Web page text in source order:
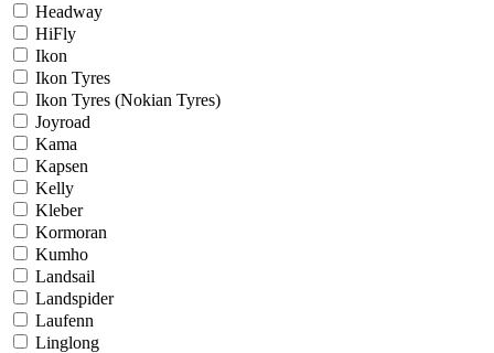
Headway
HiFly
Ikon
Ikon Tyres
Ikon Tyres (Nokian Tyres)
Joyroad
Kama
Kapsen
Kelly
Kleber
Kormoran
Kumho
Landsail
Landspider
Laufenn
Linglong